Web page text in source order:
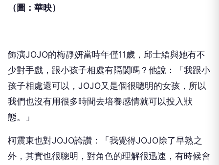
（圖：華映）
飾演JOJO的梅靜妍當時年僅11歲，邱士縉與她有不
少對手戲， 跟小孩子相處有隔閡嗎？他說：「我跟小
孩子相處還可以， JOJO又是個很聰明的女孩， 所以
我們也沒有用很多時間去培養感情就可以投入狀
態。」
柯震東也對JOJO誇讚：「我覺得JOJO除了早熟之
外， 其實也很聰明，對角色的理解很迅速，有時候會